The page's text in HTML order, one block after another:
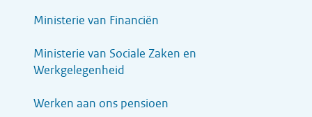
Ministerie van Financiën
Ministerie van Sociale Zaken en
Werkgelegenheid
Werken aan ons pensioen